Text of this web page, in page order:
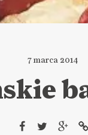
7 marca 2014